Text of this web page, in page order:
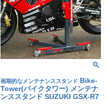
画期的なメンテナンススタンド Bike-
Tower(バイクタワー) メンテナ
ンススタンド SUZUKI GSX-R7